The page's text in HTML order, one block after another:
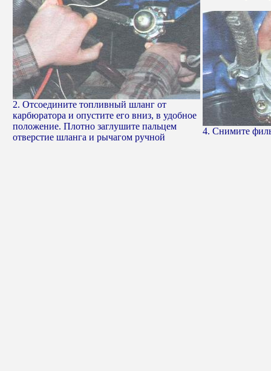
2. Отсоедините топливный шланг от
карбюратора и опустите его вниз, в удобное
положение. Плотно заглушите пальцем
отверстие шланга и рычагом ручной
4. Снимите